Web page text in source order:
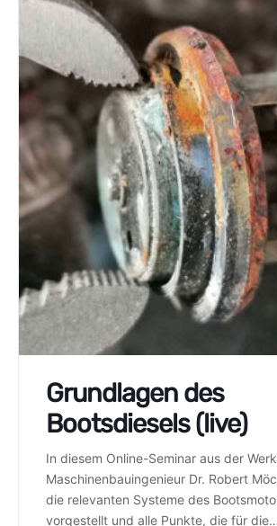
Grundlagen des
Bootsdiesels (live)
In diesem Online-Seminar aus der
Maschinenbauingenieur Dr. Robert
die relevanten Systeme des
vorgestellt und alle Punkte, die für die